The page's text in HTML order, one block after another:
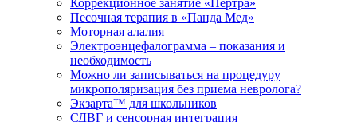
Коррекционное занятие «Пертра»
Песочная терапия в «Панда Мед»
Моторная алалия
Электроэнцефалограмма – показания и
необходимость
Можно ли записываться на процедуру
микрополяризация без приема невролога?
Экзарта™ для школьников
СДВГ и сенсорная интеграция